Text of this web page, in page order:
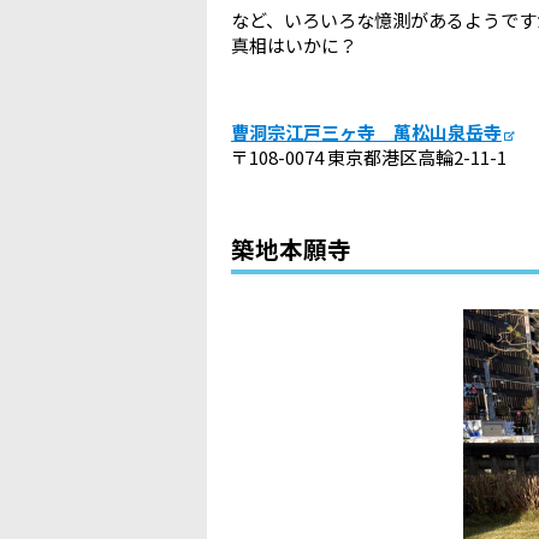
など、いろいろな憶測があるようで
真相はいかに？
曹洞宗江戸三ヶ寺 萬松山泉岳寺
〒108-0074 東京都港区高輪2-11-1
築地本願寺